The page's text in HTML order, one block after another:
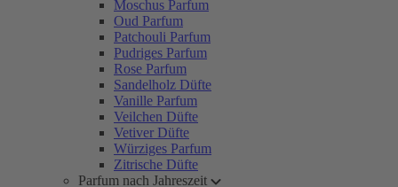
Moschus Parfum
Oud Parfum
Patchouli Parfum
Pudriges Parfum
Rose Parfum
Sandelholz Düfte
Vanille Parfum
Veilchen Düfte
Vetiver Düfte
Würziges Parfum
Zitrische Düfte
Parfum nach Jahreszeit